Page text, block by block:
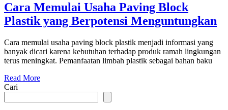
Cara Memulai Usaha Paving Block
Plastik yang Berpotensi Menguntungkan
Cara memulai usaha paving block plastik menjadi informasi yang
banyak dicari karena kebutuhan terhadap produk ramah lingkungan
terus meningkat. Pemanfaatan limbah plastik sebagai bahan baku
Read More
Cari